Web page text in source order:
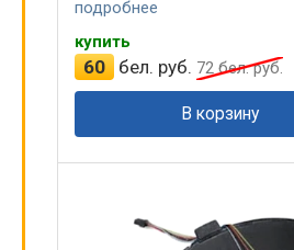
подробнее
купить
60 бел. руб. 72бел. руб.
В корзину